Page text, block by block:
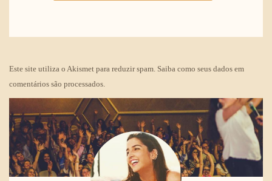
Este site utiliza o Akismet para reduzir spam. Saiba como seus dados em
comentários são processados.